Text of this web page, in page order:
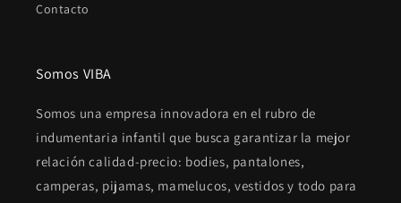
Contacto
Somos VIBA
Somos una empresa innovadora en el rubro de
indumentaria infantil que busca garantizar la mejor
relación calidad-precio: bodies, pantalones,
camperas, pijamas, mamelucos, vestidos y todo para